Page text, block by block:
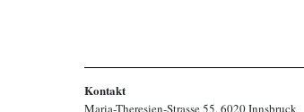
Kontakt
Maria-Theresien-Strasse 55, 6020 Innsbruck